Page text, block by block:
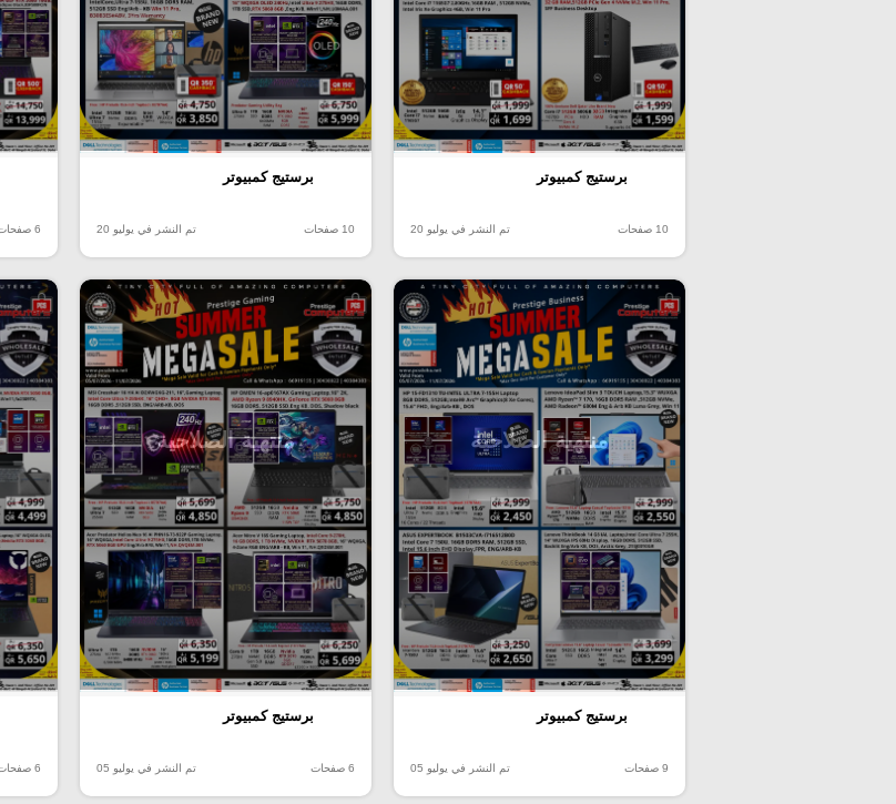
برستيج كمبيوتر
10 صفحات تم النشر في يوليو 20
برستيج كمبيوتر
10 صفحات تم النشر في يوليو 20 6 صفحات
منتهية الصلاحية
برستيج كمبيوتر
9 صفحات تم النشر في يوليو 05
منتهية الصلاحية
برستيج كمبيوتر
6 صفحات تم النشر في يوليو 05 6 صفحات